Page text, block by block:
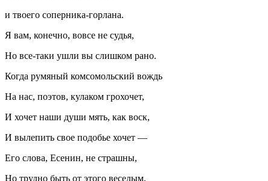
и твоего соперника‐горлана.
Я вам, конечно, вовсе не судья,
Но все-таки ушли вы слишком рано.
Когда румяный комсомольский вождь
На нас, поэтов, кулаком грохочет,
И хочет наши души мять, как воск,
И вылепить свое подобье хочет —
Его слова, Есенин, не страшны,
Но трудно быть от этого веселым.